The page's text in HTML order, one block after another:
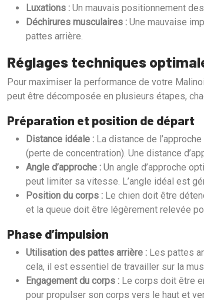
Luxations : Un mauvais positionnement
Déchirures musculaires : Une mauvaise
pattes arrière.
Réglages techniques
Pour maximiser la performance de votre
peut être décomposée en plusieurs étapes,
Préparation et position de départ
Distance idéale : La distance de
(perte de concentration). Une distance
Angle d’approche : Un angle d’approche
peut limiter sa vitesse. L’angle idéal est
Position du corps : Le chien doit être
et la queue doit être légèrement relevée
Phase d’impulsion
Utilisation des pattes arrière : Les pattes
cela, il est essentiel de travailler sur la
Engagement du corps : Le corps doit être
pour propulser son corps vers le haut et